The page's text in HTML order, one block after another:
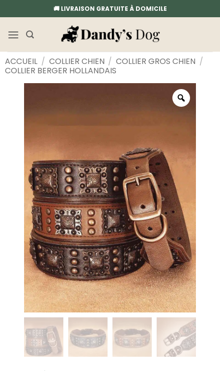
au
contenu
🚚 LIVRAISON GRATUITE À DOMICILE
ACCUEIL / COLLIER CHIEN / COLLIER GROS CHIEN /
COLLIER BERGER HOLLANDAIS